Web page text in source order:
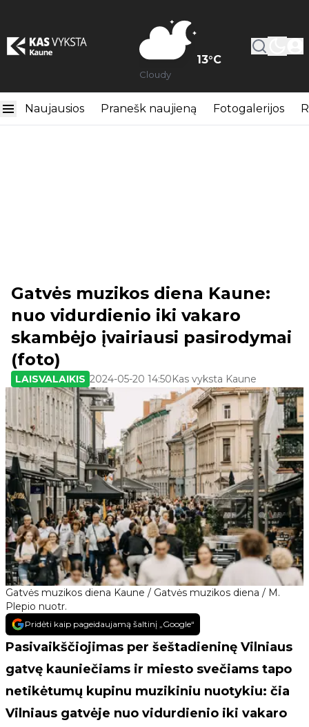
13°C
Cloudy
Naujausios Pranešk naujieną Fotogalerijos
Gatvės muzikos diena Kaune / Gatvės muzikos diena / M.
Plepio nuotr.
Gatvės muzikos diena Kaune:
nuo vidurdienio iki vakaro
skambėjo įvairiausi pasirodymai
(foto)
LAISVALAIKIS 2024-05-20 14:50Kas vyksta Kaune
Pridėti kaip pageidaujamą šaltinį „Google“
Pasivaikščiojimas per šeštadieninę Vilniaus
gatvę kauniečiams ir miesto svečiams tapo
netikėtumų kupinu muzikiniu nuotykiu: čia
Vilniaus gatvėje nuo vidurdienio iki vakaro